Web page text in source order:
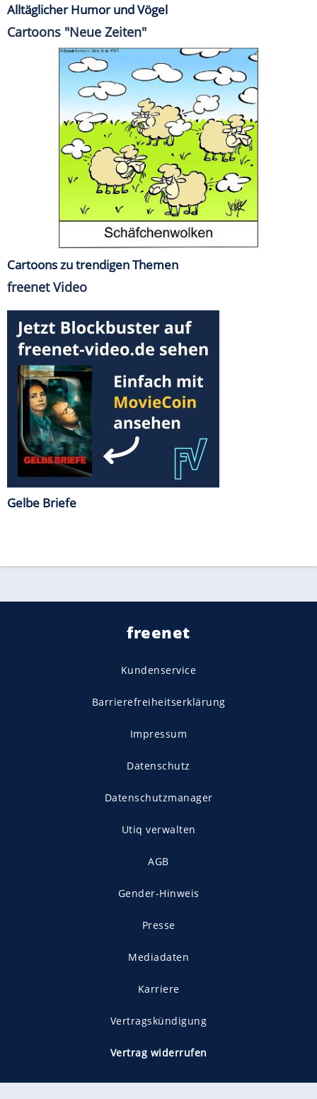
Alltäglicher Humor und Vögel
Cartoons "Neue Zeiten"
Cartoons zu trendigen Themen
freenet Video
Gelbe Briefe
freenet
Kundenservice
Barrierefreiheitserklärung
Impressum
Datenschutz
Datenschutzmanager
Utiq verwalten
AGB
Gender-Hinweis
Presse
Mediadaten
Karriere
Vertragskündigung
Vertrag widerrufen